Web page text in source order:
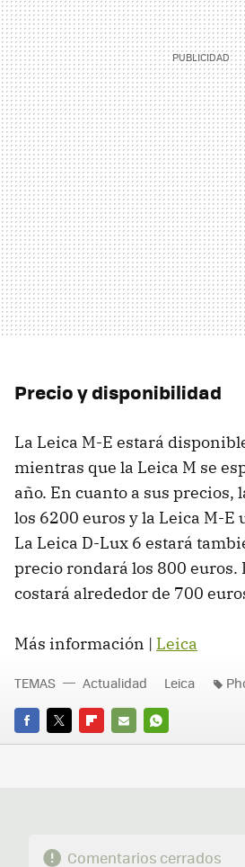
Precio y disponibilidad
La Leica M-E estará
mientras que la Leica M se
año. En cuanto a sus precios,
los 6200 euros y la Leica M-E
La Leica D-Lux 6 estará
precio rondará los 800 euros.
costará alrededor de 700
Más información | Leica
FACEBOOK
TWITTERFLIPBOARD
E-
WHATSAPP
TEMAS Actualidad Leica
Comentarios cerrados